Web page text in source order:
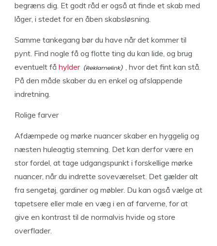
begræns dig. Et godt råd er også at finde et skab med
låger, i stedet for en åben skabsløsning.
Samme tankegang bør du have når det kommer til
pynt. Find nogle få og flotte ting du kan lide, og brug
eventuelt få hylder
, hvor det fint kan stå.
På den måde skaber du en enkel og afslappende
indretning.
Rolige farver
Afdæmpede og mørke nuancer skaber en hyggelig og
næsten huleagtig stemning. Det kan derfor være en
stor fordel, at tage udgangspunkt i forskellige mørke
nuancer, når du indrette soveværelset. Det gælder alt
fra sengetøj, gardiner og møbler. Du kan også vælge at
tapetsere eller male en væg i en af farverne, for at
give en kontrast til de normalvis hvide og store
overflader.